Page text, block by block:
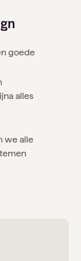
goede
alles
we alle